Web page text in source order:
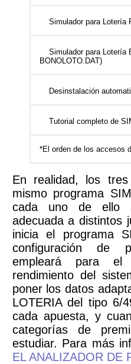
Simulador para Lotería
Simulador para Lotería
BONOLOTO.DAT)
Desinstalación
Tutorial completo de
*El orden de los accesos
En realidad, los
mismo programa
cada uno de ello
adecuada a distintos
inicia el programa
configuración de
empleará para el
rendimiento del
poner los datos
LOTERIA del tipo 6/
cada apuesta, y
categorías de
estudiar. Para más
EL ANALIZADOR DE